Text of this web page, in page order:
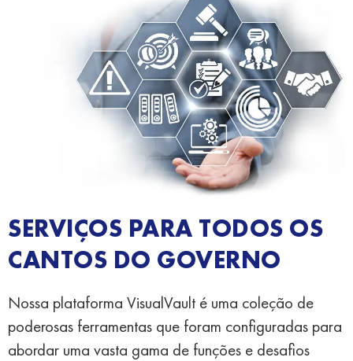
SERVIÇOS PARA TODOS OS
CANTOS DO GOVERNO
Nossa plataforma VisualVault é uma coleção de
poderosas ferramentas que foram configuradas para
abordar uma vasta gama de funções e desafios